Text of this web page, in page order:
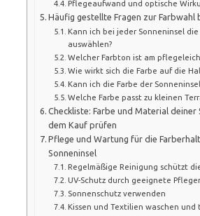
Pflegeaufwand und optische
Häufig gestellte Fragen zur Farbwahl
Kann ich bei jeder Sonneninsel die
auswählen?
Welcher Farbton ist am
Wie wirkt sich die Farbe auf die
Kann ich die Farbe der
Welche Farbe passt zu kleinen
Checkliste: Farbe und Material deiner
dem Kauf prüfen
Pflege und Wartung für die
Sonneninsel
Regelmäßige Reinigung schützt
UV-Schutz durch geeignete
Sonnenschutz verwenden
Kissen und Textilien waschen und